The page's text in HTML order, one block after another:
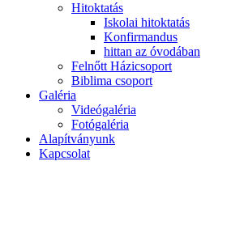
Hitoktatás
Iskolai hitoktatás
Konfirmandus
hittan az óvodában
Felnőtt Házicsoport
Biblima csoport
Galéria
Videógaléria
Fotógaléria
Alapítványunk
Kapcsolat